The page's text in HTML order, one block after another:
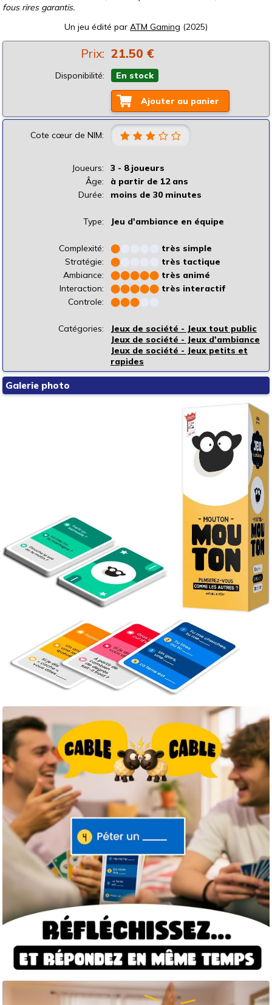
fous rires garantis.
Un jeu édité par ATM Gaming (2025)
Prix: 21.50 €
Disponibilité: En stock
Ajouter au panier
Cote cœur de NIM:
Joueurs:
3 - 8 joueurs
Âge:
à partir de 12 ans
Durée:
moins de 30 minutes
Type: Jeu d'ambiance en équipe
Complexité: ⬤
très simple
Stratégie:
⬤
très tactique
Ambiance:
⬤⬤⬤⬤⬤ très animé
Interaction:
⬤⬤⬤⬤⬤ très interactif
Controle:
⬤⬤⬤
Catégories:
Jeux de société - Jeux tout public
Jeux de société - Jeux d'ambiance
Jeux de société - Jeux petits et
rapides
Galerie photo